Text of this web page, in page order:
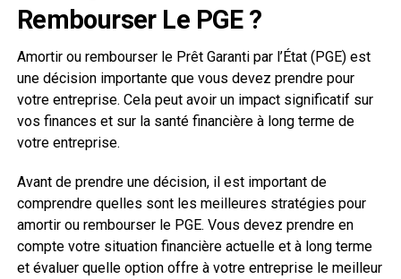
Rembourser Le PGE ?
Amortir ou rembourser le Prêt Garanti par l’État (PGE) est
une décision importante que vous devez prendre pour
votre entreprise. Cela peut avoir un impact significatif sur
vos finances et sur la santé financière à long terme de
votre entreprise.
Avant de prendre une décision, il est important de
comprendre quelles sont les meilleures stratégies pour
amortir ou rembourser le PGE. Vous devez prendre en
compte votre situation financière actuelle et à long terme
et évaluer quelle option offre à votre entreprise le meilleur